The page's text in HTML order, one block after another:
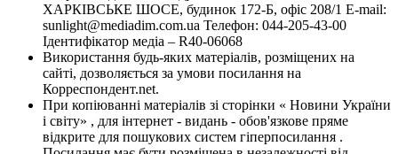
ХАРКІВСЬКЕ ШОСЕ, будинок 172-Б, офіс 208/1 E-mail:
sunlight@mediadim.com.ua Телефон: 044-205-43-00
Ідентифікатор медіа – R40-06068
Використання будь-яких матеріалів, розміщених на
сайті, дозволяється за умови посилання на
Корреспондент.net.
При копіюванні матеріалів зі сторінки « Новини України
і світу» , для інтернет - видань - обов'язкове пряме
відкрите для пошукових систем гіперпосилання .